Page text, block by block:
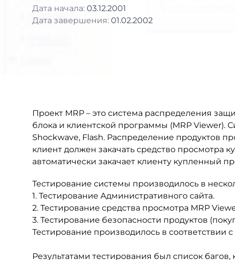
Дата начала: 03.12.2001
Дата завершения: 01.02.2002
Проект MRP – это система распределения
блока и клиентской программы (MRP Viewer).
Shockwave, Flash. Распределение продуктов
клиент должен закачать средство просмотра
автоматически закачает клиенту купленный
Тестирование системы производилось в
1. Тестирование Административного сайта.
2. Тестирование средства просмотра MRP
3. Тестирование безопасности продуктов
Тестирование производилось в
Результатами тестирования был список